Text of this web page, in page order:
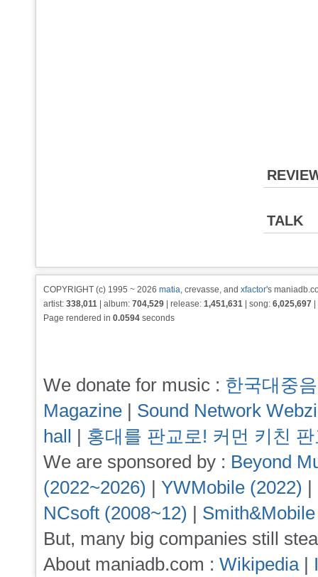
TALK
COPYRIGHT (c) 1995 ~ 2026 matia, crevasse, and xfactor's
artist: 338,011 | album: 704,529 | release: 1,451,631 | song: 6,025,697
Page rendered in 0.0594 seconds
We donate for music : 한국대중
Magazine | Sound Network
hall | 홍대를 판교로! 커먼 키친
We are sponsored by : Beyond
(2022~2026) | YWMobile (2022) |
NCsoft (2008~12) |
But, many big companies still
About maniadb.com : Wikipedia|